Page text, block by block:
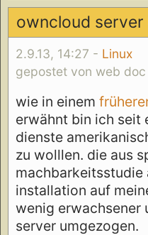
owncloud server
2.9.13, 14:27 - Linux
gepostet von web doc
wie in einem
erwähnt bin ich seit
dienste
zu wolllen. die aus
machbarkeitsstudie
installation auf
wenig erwachsener
server umgezogen.